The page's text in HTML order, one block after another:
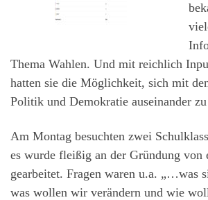
Thema Wahlen. Und mit reichlich
hatten sie die Möglichkeit, sich mit
Politik und Demokratie auseinander zu
Am Montag besuchten zwei
es wurde fleißig an der Gründung von
gearbeitet. Fragen waren u.a. „…was
was wollen wir verändern und wie